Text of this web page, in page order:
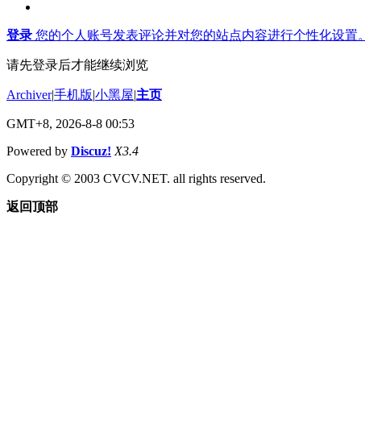
登录 您的个人账号发表评论并对您的站点内容进行个性化设置。
请先登录后才能继续浏览
Archiver|手机版|小黑屋|主页
GMT+8, 2026-8-8 00:53
Powered by Discuz! X3.4
Copyright © 2003 CVCV.NET. all rights reserved.
返回顶部